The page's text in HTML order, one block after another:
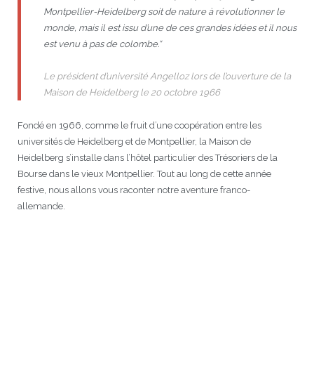
Niveaux de base
Cours thématiques
Atelier de chant
Formation professionnelle
Cours enfants / ados
Stages intensifs
Centre d’examens
Inscriptions et tarifs
Tandem linguistique
Infos profs d’allemand
Formation des enseignants
Section Internationale Allemand
AbiBac
Cercle de lecture
écolotude
Coaching individuel
Point info
Volontariat écologique
Opportunités
Petites annonces
Parcourir les annonces
Rédiger une annonce
Brieffreunde@correspondants
Classe@Klasse
Inscription pour les classes françaises
Inscription à notre newsletter
Notre équipe
Equipe de Heidelberg
50 ans en 2016
Maison de Montpellier
Plan d’accès
Partenaires institutionnels
Réseaux franco-allemands en LR
Réseau d’affaires
Liens utiles
99Ballons
Montpellier-Heidelberg soit de nature à révolutionner le
monde, mais il est issu d’une de ces grandes idées et il nous
est venu à pas de colombe.“
Le président d’université Angelloz lors de l’ouverture de la
Maison de Heidelberg le 20 octobre 1966
Fondé en 1966, comme le fruit d’une coopération entre les
universités de Heidelberg et de Montpellier, la Maison de
Heidelberg s’installe dans l’hôtel particulier des Trésoriers de la
Bourse dans le vieux Montpellier. Tout au long de cette année
festive, nous allons vous raconter notre aventure franco-
allemande.